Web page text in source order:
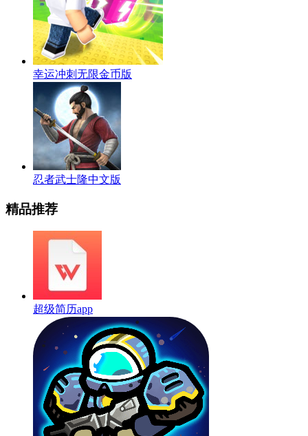
幸运冲刺无限金币版
忍者武士隆中文版
精品推荐
超级简历app